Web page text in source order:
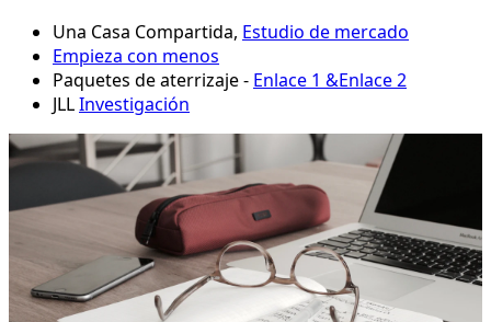
Una Casa Compartida, Estudio de mercado
Empieza con menos
Paquetes de aterrizaje - Enlace 1 &Enlace 2
JLLInvestigación